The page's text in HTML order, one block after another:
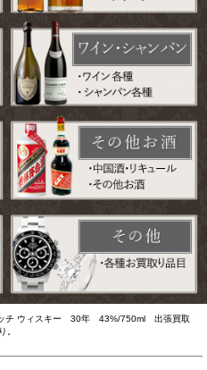
チ ウィスキー 30年 43%/750ml 出張買取
り。